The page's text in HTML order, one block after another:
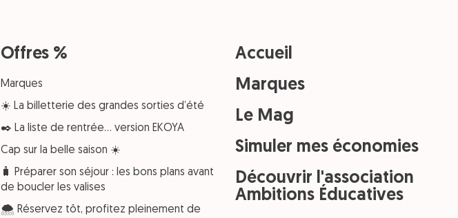
Offres %
Marques
☀️ La billetterie des grandes sorties d’été
✒️ La liste de rentrée… version EKOYA
Cap sur la belle saison ☀️
🧳 Préparer son séjour : les bons plans avant
de boucler les valises
🌨️ Réservez tôt, profitez pleinement de
Accueil
Marques
Le Mag
Simuler mes économies
Découvrir l'association
Ambitions Éducatives